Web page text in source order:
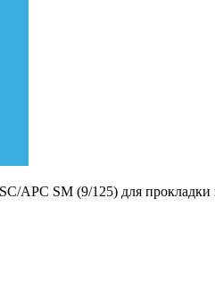
APC SM (9/125) для